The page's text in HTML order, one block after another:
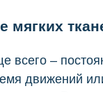
мягких
всего –
движений